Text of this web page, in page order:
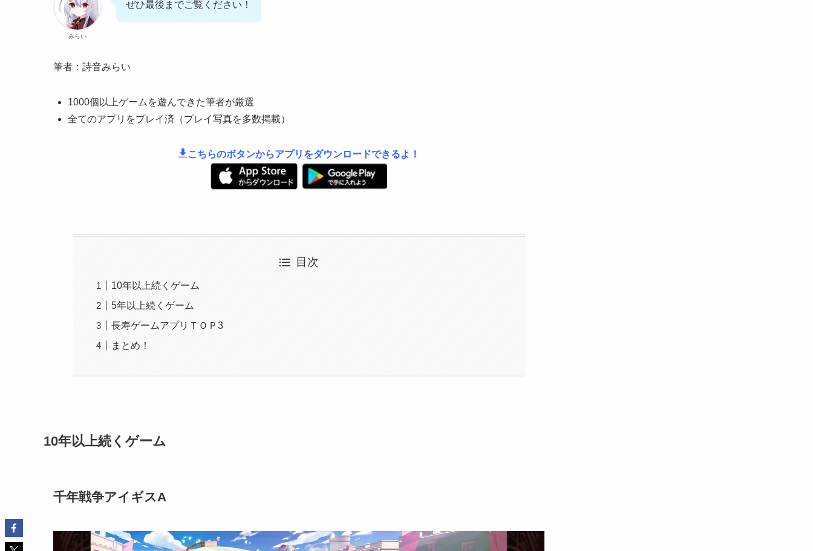
みらい
ぜひ最後までご覧ください！
筆者：詩音みらい
1000個以上ゲームを遊んできた筆者が厳選
全てのアプリをプレイ済（プレイ写真を多数掲載）
こちらのボタンからアプリをダウンロードできるよ！
目次
10年以上続くゲーム
5年以上続くゲーム
長寿ゲームアプリＴＯＰ3
まとめ！
10年以上続くゲーム
千年戦争アイギスA